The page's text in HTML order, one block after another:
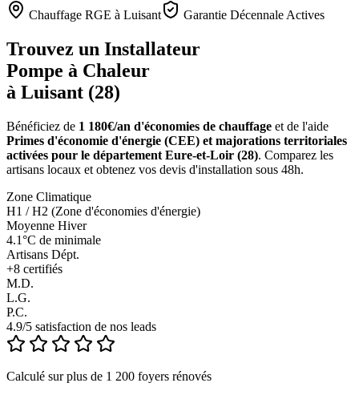
Chauffage RGE à Luisant Garantie Décennale Actives
Trouvez un Installateur
Pompe à Chaleur
à Luisant (28)
Bénéficiez de 1 180€/an d'économies de chauffage et de l'aide
Primes d'économie d'énergie (CEE) et majorations territoriales
activées pour le département Eure-et-Loir (28). Comparez les
artisans locaux et obtenez vos devis d'installation sous 48h.
Zone Climatique
H1 / H2 (Zone d'économies d'énergie)
Moyenne Hiver
4.1°C de minimale
Artisans Dépt.
+8 certifiés
M.D.
L.G.
P.C.
4.9/5 satisfaction de nos leads
Calculé sur plus de 1 200 foyers rénovés